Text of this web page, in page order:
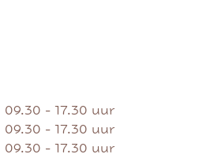
09.30 - 17.30 uur
09.30 - 17.30 uur
09.30 - 17.30 uur